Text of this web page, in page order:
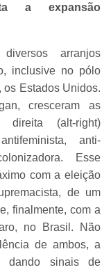
a expansão
arranjos
inclusive no pólo
os Estados Unidos.
cresceram as
direita (alt-right)
anti-
Esse
com a eleição
de um
finalmente, com a
no Brasil. Não
de ambos, a
dando sinais de